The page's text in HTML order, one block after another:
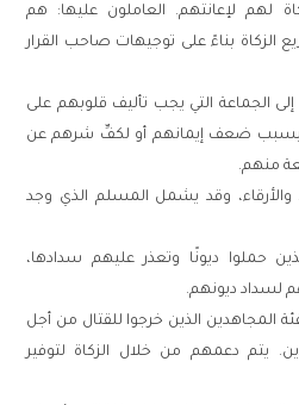
لهم لإعانتهم. العاملون عليها: هم
الزكاة بناءً على توجيهات صاحب القرار
الجماعة التي يجب تأليف قلوبهم على
بسبب ضعف إيمانهم أو لكفِّ شرهم عن
منهم.
والأرقاء، وقد يشمل المسلم الذي وجد
حملوا ديونًا وتعذر عليهم سدادها،
لسداد ديونهم.
المجاهدين الذين خرجوا للقتال من أجل
يتم دعمهم من خلال الزكاة لتوفير